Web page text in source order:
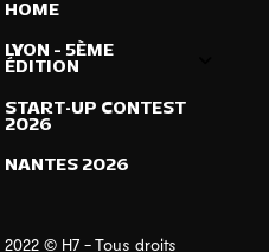
HOME
LYON – 5ÈME
ÉDITION
START-UP CONTEST
2026
NANTES 2026
2022 © H7 - Tous droits